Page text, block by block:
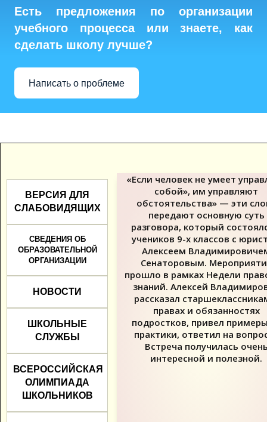
Есть предложения по организации
учебного процесса или знаете, как
сделать школу лучше?
Написать о проблеме
ВЕРСИЯ ДЛЯ
СЛАБОВИДЯЩИХ
СВЕДЕНИЯ ОБ
ОБРАЗОВАТЕЛЬНОЙ
ОРГАНИЗАЦИИ
НОВОСТИ
ШКОЛЬНЫЕ
СЛУЖБЫ
ВСЕРОССИЙСКАЯ
ОЛИМПИАДА
ШКОЛЬНИКОВ
«Если человек не умеет
собой», им управляют
обстоятельства» — эти
передают основную суть
разговора, который
учеников 9-х классов с
Алексеем
Сенаторовым.
прошло в рамках Недели
знаний. Алексей
рассказал
правах и обязанностях
подростков, привел
практики, ответил на
Встреча получилась
интересной и полезной.